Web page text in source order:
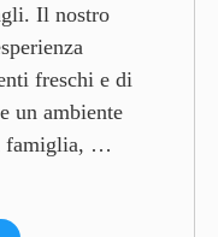
Il nostro
freschi e di
un ambiente
famiglia, …